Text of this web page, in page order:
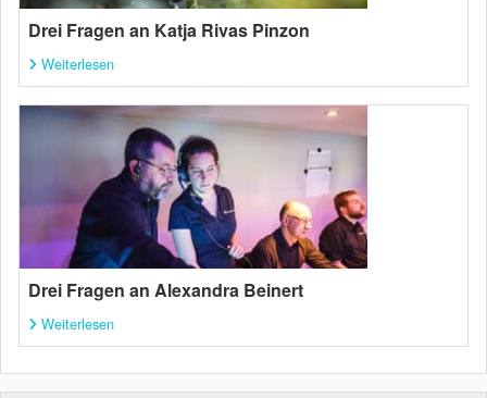
Drei Fragen an Katja Rivas Pinzon
Weiterlesen
Drei Fragen an Alexandra Beinert
Weiterlesen